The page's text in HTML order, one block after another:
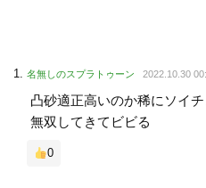
名無しのスプラトゥーン 2022.10.30
凸砂適正高いのか稀にソイ
無双してきてビビる
0